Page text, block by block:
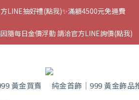
LINE抽好禮(點我)✨滿額4500元免運費
隨每日金價浮動 請洽官方LINE詢價(點我)
黃金買賣 純金首飾｜999 黃金飾品